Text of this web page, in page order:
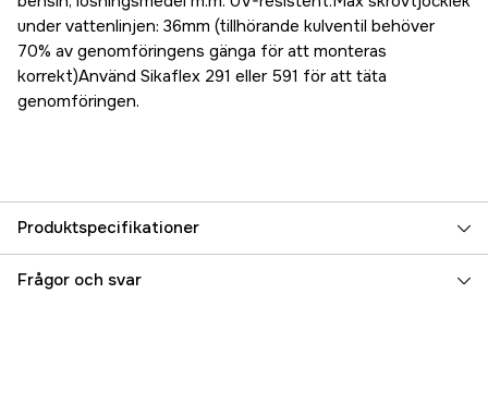
under vattenlinjen: 36mm (tillhörande kulventil behöver
70% av genomföringens gänga för att monteras
korrekt)Använd Sikaflex 291 eller 591 för att täta
genomföringen.
Produktspecifikationer
Referensnummer 5000025020
Frågor och svar